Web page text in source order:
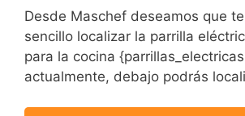
Desde Maschef deseamos que
sencillo localizar la parrilla
para la cocina
actualmente, debajo podrás